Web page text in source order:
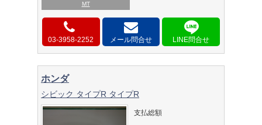
MT
03-3958-2252 メール問合せ
ホンダ
シビック タイプR タイプR
支払総額